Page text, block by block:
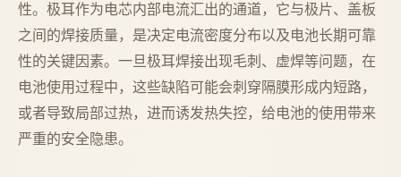
性。极耳作为电芯内部电流汇出的通道，它与极片、盖板
之间的焊接质量，是决定电流密度分布以及电池长期可靠
性的关键因素。一旦极耳焊接出现毛刺、虚焊等问题，在
电池使用过程中，这些缺陷可能会刺穿隔膜形成内短路，
或者导致局部过热，进而诱发热失控，给电池的使用带来
严重的安全隐患。